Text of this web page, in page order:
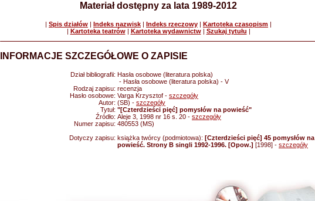
Materiał dostępny za lata 1989-2012
| Spis działów | Indeks nazwisk | Indeks rzeczowy | Kartoteka czasopism |
| Kartoteka teatrów| Kartoteka wydawnictw| Szukaj tytułu |
INFORMACJE SZCZEGÓŁOWE O ZAPISIE
Dział bibliografii: Hasła osobowe (literatura polska)
- Hasła osobowe (literatura polska) - V
Rodzaj zapisu: recenzja
Hasło osobowe: Varga Krzysztof - szczegóły
Autor: (SB) - szczegóły
Tytuł: "[Czterdzieści pięć] pomysłów na powieść"
Źródło: Aleje 3, 1998 nr 16 s. 20 - szczegóły
Numer zapisu: 480553 (MS)
Dotyczy zapisu: książka twórcy (podmiotowa): [Czterdzieści pięć] 45 pomysłów na
powieść. Strony B singli 1992-1996. [Opow.] [1998] - szczegóły